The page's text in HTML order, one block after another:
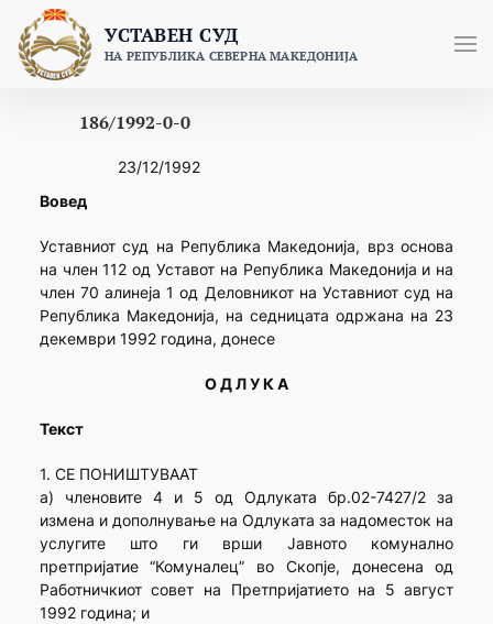
content
УСТАВЕН СУД
НА РЕПУБЛИКА СЕВЕРНА МАКЕДОНИЈА
186/1992-0-0
23/12/1992
Вовед
Уставниот суд на Република Македонија, врз основа
на член 112 од Уставот на Република Македонија и на
член 70 алинеја 1 од Деловникот на Уставниот суд на
Република Македонија, на седницата одржана на 23
декември 1992 година, донесе
О Д Л У К А
Текст
1. СЕ ПОНИШТУВААТ
а) членовите 4 и 5 од Одлуката бр.02-7427/2 за
измена и дополнување на Одлуката за надоместок на
услугите што ги врши Јавното комунално
претпријатие “Комуналец” во Скопје, донесена од
Работничкиот совет на Претпријатието на 5 август
1992 година; и